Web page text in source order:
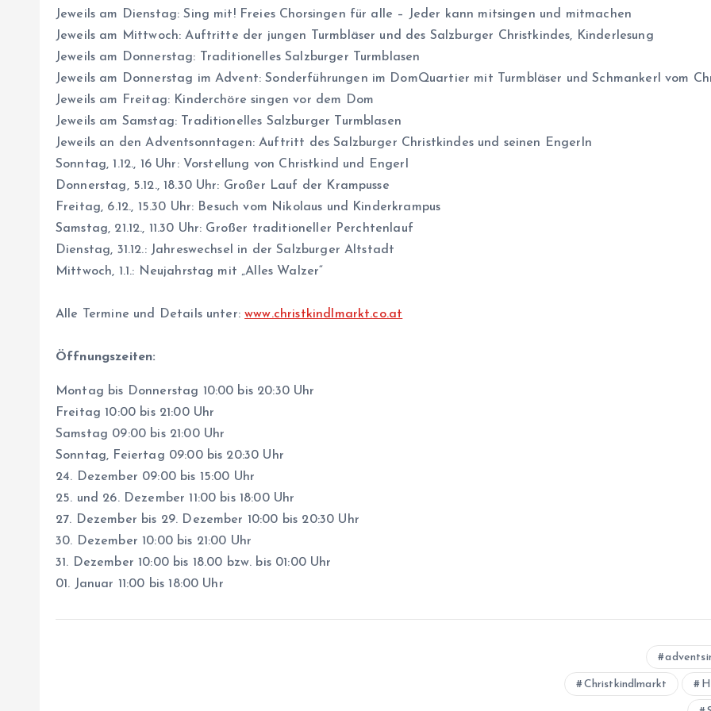
Jeweils am Dienstag: Sing mit! Freies Chorsingen für alle – Jeder kann mitsingen und mitmachen
Jeweils am Mittwoch: Auftritte der jungen Turmbläser und des Salzburger Christkindes, Kinderlesung
Jeweils am Donnerstag: Traditionelles Salzburger Turmblasen
Jeweils am Donnerstag im Advent: Sonderführungen im DomQuartier mit Turmbläser und Schmankerl vom
Jeweils am Freitag: Kinderchöre singen vor dem Dom
Jeweils am Samstag: Traditionelles Salzburger Turmblasen
Jeweils an den Adventsonntagen: Auftritt des Salzburger Christkindes und seinen Engerln
Sonntag, 1.12., 16 Uhr: Vorstellung von Christkind und Engerl
Donnerstag, 5.12., 18.30 Uhr: Großer Lauf der Krampusse
Freitag, 6.12., 15.30 Uhr: Besuch vom Nikolaus und Kinderkrampus
Samstag, 21.12., 11.30 Uhr: Großer traditioneller Perchtenlauf
Dienstag, 31.12.: Jahreswechsel in der Salzburger Altstadt
Mittwoch, 1.1.: Neujahrstag mit „Alles Walzer“
Alle Termine und Details unter:www.christkindlmarkt.co.at
Öffnungszeiten:
Montag bis Donnerstag 10:00 bis 20:30 Uhr
Freitag 10:00 bis 21:00 Uhr
Samstag 09:00 bis 21:00 Uhr
Sonntag, Feiertag 09:00 bis 20:30 Uhr
24. Dezember 09:00 bis 15:00 Uhr
25. und 26. Dezember 11:00 bis 18:00 Uhr
27. Dezember bis 29. Dezember 10:00 bis 20:30 Uhr
30. Dezember 10:00 bis 21:00 Uhr
31. Dezember 10:00 bis 18.00 bzw. bis 01:00 Uhr
01. Januar 11:00 bis 18:00 Uhr
Christkindlmarkt